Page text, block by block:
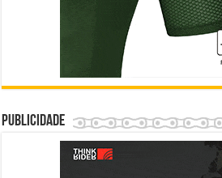
Publicidade